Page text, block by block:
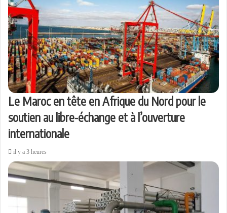
Le Maroc en tête en Afrique du Nord pour le
soutien au libre-échange et à l’ouverture
internationale
il y a 3 heures